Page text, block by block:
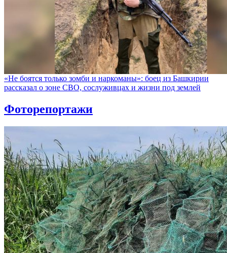
«Не боятся только зомби и наркоманы»: боец из Башкирии
рассказал о зоне СВО, сослуживцах и жизни под землей
Фоторепортажи